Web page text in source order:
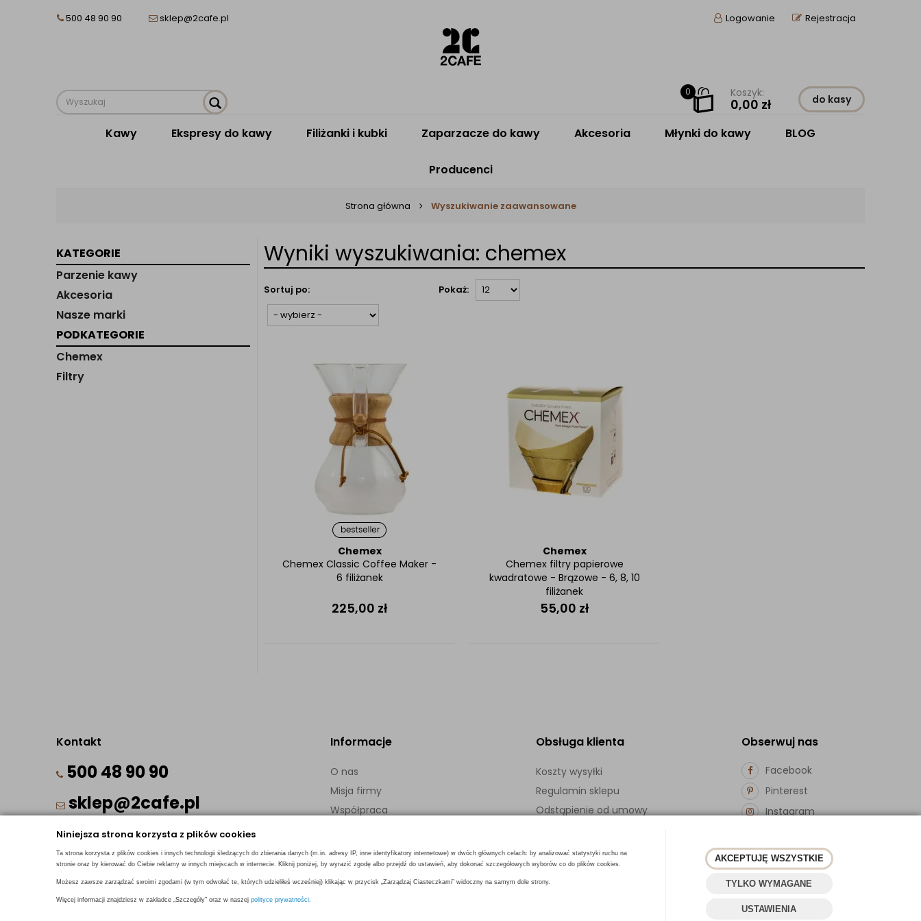
Niniejsza strona korzysta z plików cookies
Ta strona korzysta z plików cookies i innych technologii śledzących do zbierania danych (m.in. adresy IP, inne identyfikatory internetowe) w dwóch głównych celach: by analizować statystyki ruchu na
stronie oraz by kierować do Ciebie reklamy w innych miejscach w internecie. Kliknij poniżej, by wyrazić zgodę albo przejdź do ustawień, aby dokonać szczegółowych wyborów co do plików cookies.
Możesz zawsze zarządzać swoimi zgodami (w tym odwołać te, których udzieliłeś wcześniej) klikając w przycisk „Zarządzaj Ciasteczkami” widoczny na samym dole strony.
Więcej informacji znajdziesz w zakładce „Szczegóły” oraz w naszej polityce prywatności.
AKCEPTUJĘ WSZYSTKIE
TYLKO WYMAGANE
USTAWIENIA
500 48 90 90 sklep@2cafe.pl Logowanie Rejestracja
0 Koszyk:
0,00 zł do kasy
Kawy Ekspresy do kawy Filiżanki i kubki Zaparzacze do kawy Akcesoria Młynki do kawy BLOG
Producenci
Strona główna Wyszukiwanie zaawansowane
KATEGORIE
Parzenie kawy
Akcesoria
Nasze marki
PODKATEGORIE
Chemex
Filtry
Wyniki wyszukiwania: chemex
Sortuj po: Pokaż:
Chemex
Chemex Classic Coffee Maker -
6 filiżanek
225,00 zł
Chemex
Chemex filtry papierowe
kwadratowe - Brązowe - 6, 8, 10
filiżanek
55,00 zł
Kontakt
500 48 90 90
sklep@2cafe.pl
Obserwuj nas
Facebook
Pinterest
Instagram
Informacje
O nas
Misja firmy
Współpraca
Obsługa klienta
Koszty wysyłki
Regulamin sklepu
Odstąpienie od umowy
© 20182CAFE- Fresh Roasted Coffee